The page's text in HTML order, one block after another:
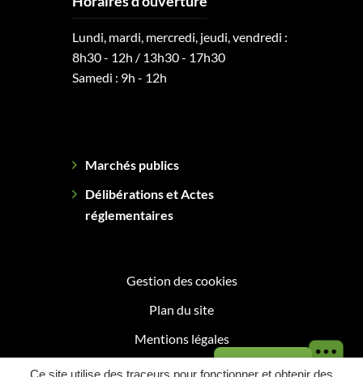
Ce site utilise des traceurs pour fonctionner et obtenir des
Lundi, mardi, mercredi, jeudi, vendredi :
8h30 - 12h / 13h30 - 17h30
Samedi : 9h - 12h
Marchés publics
Délibérations et Actes
réglementaires
Gestion des cookies
Plan du site
Mentions légales
Politique de confidentialitéBesoin d'aide ?